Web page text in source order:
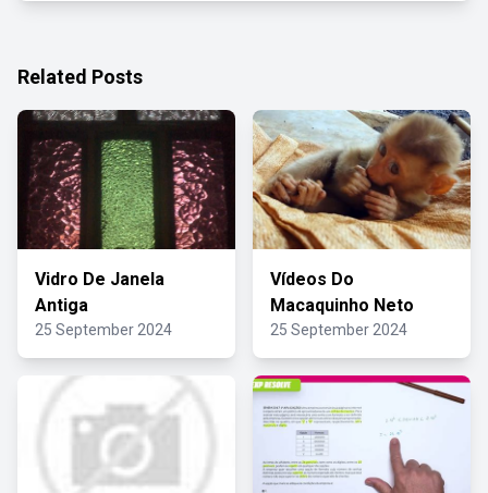
Related Posts
Vidro De Janela
Antiga
25 September 2024
Vídeos Do
Macaquinho Neto
25 September 2024